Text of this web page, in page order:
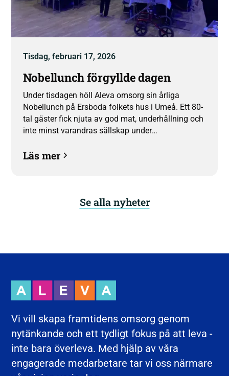
Tisdag, februari 17, 2026
Nobellunch förgyllde dagen
Under tisdagen höll Aleva omsorg sin årliga
Nobellunch på Ersboda folkets hus i Umeå. Ett 80-
tal gäster fick njuta av god mat, underhållning och
inte minst varandras sällskap under
är så glada över att äntligen kunna bjuda in till fest
Läs mer
Se alla nyheter
Vi vill skapa framtidens omsorg genom
nytänkande och ett tydligt fokus på att leva -
inte bara överleva. Med hjälp av våra
engagerade medarbetare tar vi oss närmare